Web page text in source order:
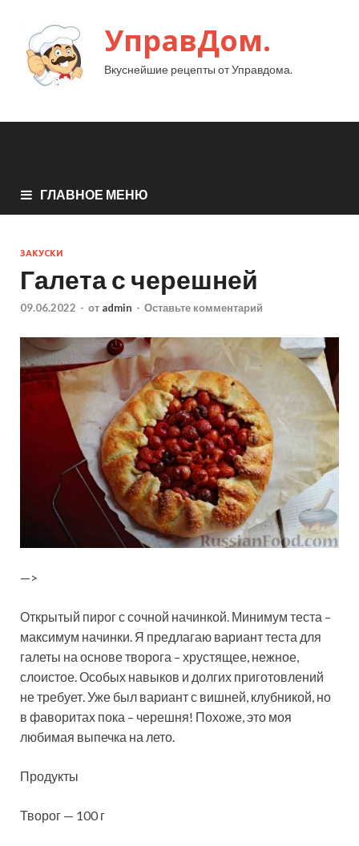
УправДом.
Вкуснейшие рецепты от Управдома.
ГЛАВНОЕ МЕНЮ
ЗАКУСКИ
Галета с черешней
09.06.2022 - от admin - Оставьте комментарий
—>
Открытый пирог с сочной начинкой. Минимум теста –
максимум начинки. Я предлагаю вариант теста для
галеты на основе творога – хрустящее, нежное,
слоистое. Особых навыков и долгих приготовлений
не требует. Уже был вариант с вишней, клубникой, но
в фаворитах пока – черешня! Похоже, это моя
любимая выпечка на лето.
Продукты
Творог — 100 г